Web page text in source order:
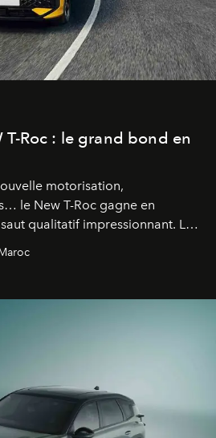
T-Roc : le grand bond en
motorisation,
le New T-Roc gagne en
qualitatif impressionnant. Le
premium. Et le pari semble